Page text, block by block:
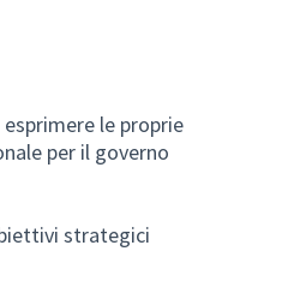
le proprie
per il governo
strategici